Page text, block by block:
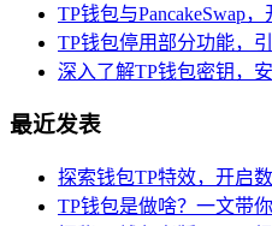
TP钱包与PancakeSwap
TP钱包停用部分功能，
深入了解TP钱包密钥，
最近发表
探索钱包TP特效，开启
TP钱包是做啥？一文带